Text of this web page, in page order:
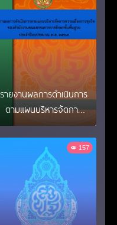
รายงานผลการดำเนินการ
ตามแผนบริหารจัดการ
ความเสี่ยงการทุจริตของ
หน่วยงาน ประจำ
ปีงบประมาณ พ.ศ. 2568
157